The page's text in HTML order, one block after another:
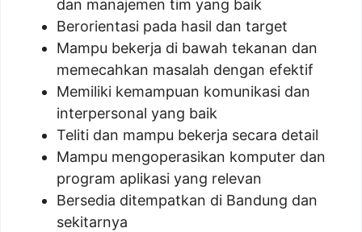
dan manajemen tim yang baik
Berorientasi pada hasil dan target
Mampu bekerja di bawah tekanan dan
memecahkan masalah dengan efektif
Memiliki kemampuan komunikasi dan
interpersonal yang baik
Teliti dan mampu bekerja secara detail
Mampu mengoperasikan komputer dan
program aplikasi yang relevan
Bersedia ditempatkan di Bandung dan
sekitarnya